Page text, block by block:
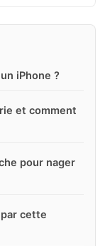
iPhone ?
et comment
pour nager
cette